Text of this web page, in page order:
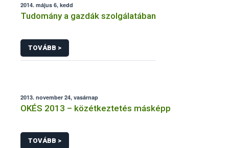
2014. május 6, kedd
Tudomány a gazdák szolgálatában
TOVÁBB >
2013. november 24, vasárnap
OKÉS 2013 – közétkeztetés másképp
TOVÁBB >